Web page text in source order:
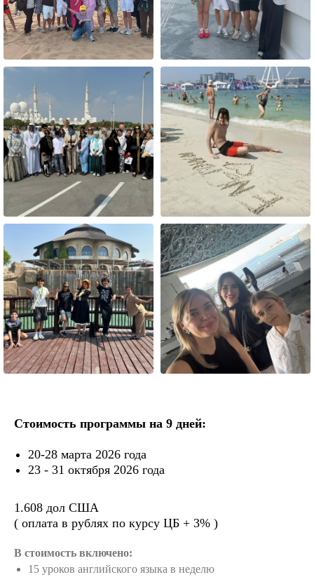
Стоимость программы на 9 дней:
20-28 марта 2026 года
23 - 31 октября 2026 года
1.608 дол США
( оплата в рублях по курсу ЦБ + 3% )
В стоимость включено:
15 уроков английского языка в неделю